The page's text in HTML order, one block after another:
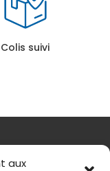
aux
Colis suivi